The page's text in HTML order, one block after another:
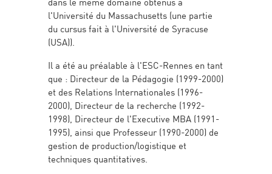
l'Université du Massachusetts (une partie
du cursus fait à l'Université de Syracuse
(USA)).
Il a été au préalable à l'ESC-Rennes en tant
que : Directeur de la Pédagogie (1999-2000)
et des Relations Internationales (1996-
2000), Directeur de la recherche (1992-
1998), Directeur de l'Executive MBA (1991-
1995), ainsi que Professeur (1990-2000) de
gestion de production/logistique et
techniques quantitatives.